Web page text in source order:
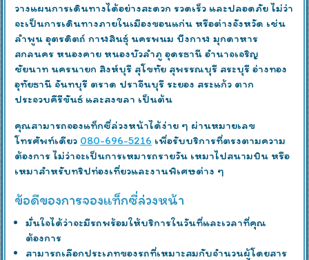
วางแผนการเดินทางได้อย่างสะดวก รวดเร็ว และปลอดภัย ไม่ว่า
จะเป็นการเดินทางภายในเมืองขอนแก่น หรือต่างจังหวัด เช่น
ลำพูน อุตรดิตถ์ กาฬสินธุ์ นครพนม บึงกาฬ มุกดาหาร
สกลนคร หนองคาย หนองบัวลำภู อุดรธานี อำนาจเจริญ
ชัยนาท นครนายก สิงห์บุรี สุโขทัย สุพรรณบุรี สระบุรี อ่างทอง
อุทัยธานี จันทบุรี ตราด ปราจีนบุรี ระยอง สระแก้ว ตาก
ประจวบคีรีขันธ์ และสงขลา เป็นต้น
คุณสามารถจองแท็กซี่ล่วงหน้าได้ง่าย ๆ ผ่านหมายเลข
โทรศัพท์เดียว 080-696-5216 เพื่อรับบริการที่ตรงตามความ
ต้องการ ไม่ว่าจะเป็นการเหมารถรายวัน เหมาไปสนามบิน หรือ
เหมาสำหรับทริปท่องเที่ยวและงานพิเศษต่าง ๆ
ข้อดีของการจองแท็กซี่ล่วงหน้า
มั่นใจได้ว่าจะมีรถพร้อมให้บริการในวันที่และเวลาที่คุณ
ต้องการ
สามารถเลือกประเภทของรถที่เหมาะสมกับจำนวนผู้โดยสาร